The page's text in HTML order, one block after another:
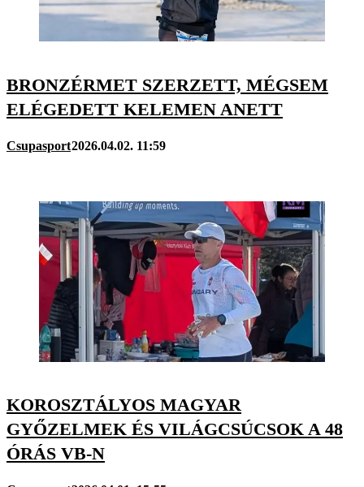
BRONZÉRMET SZERZETT, MÉGSEM
ELÉGEDETT KELEMEN ANETT
Csupasport2026.04.02. 11:59
KOROSZTÁLYOS MAGYAR
GYŐZELMEK ÉS VILÁGCSÚCSOK A 48
ÓRÁS VB-N